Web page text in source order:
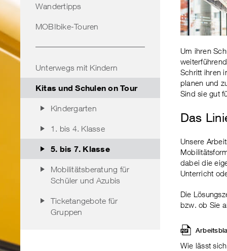
Wandertipps
MOBIbike-Touren
Unterwegs mit Kindern
Kitas und Schulen on Tour
Kindergarten
1. bis 4. Klasse
5. bis 7. Klasse
Mobilitätsberatung für
Schüler und Azubis
Ticketangebote für
Gruppen
Um ihren
Schritt ihren
planen und
Sind sie gut
Das
Unsere
dabei die
Unterricht
Die
bzw. ob Sie
Wie lässt